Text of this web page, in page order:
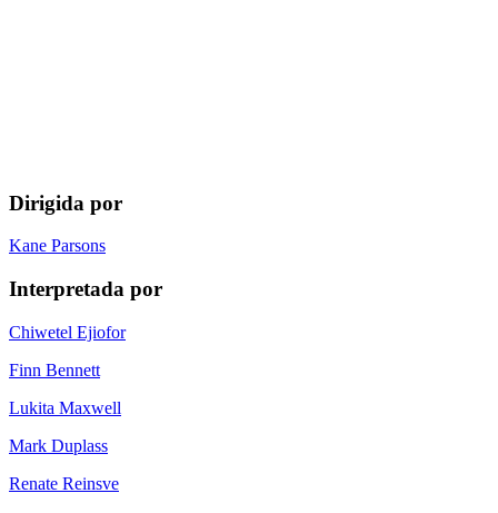
Dirigida por
Kane Parsons
Interpretada por
Chiwetel Ejiofor
Finn Bennett
Lukita Maxwell
Mark Duplass
Renate Reinsve